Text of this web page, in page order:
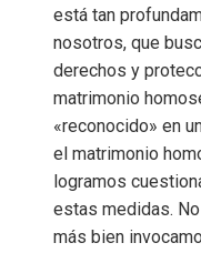
está tan
nosotros, que
derechos y
matrimonio
«reconocido» en
el matrimonio
logramos
estas medidas.
más bien